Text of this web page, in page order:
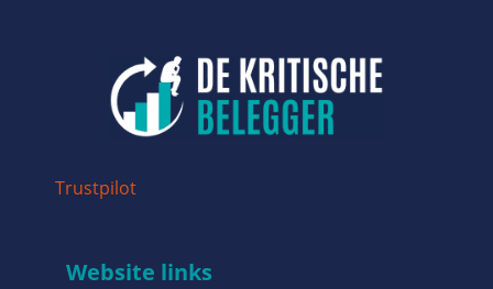
Trustpilot
Website links